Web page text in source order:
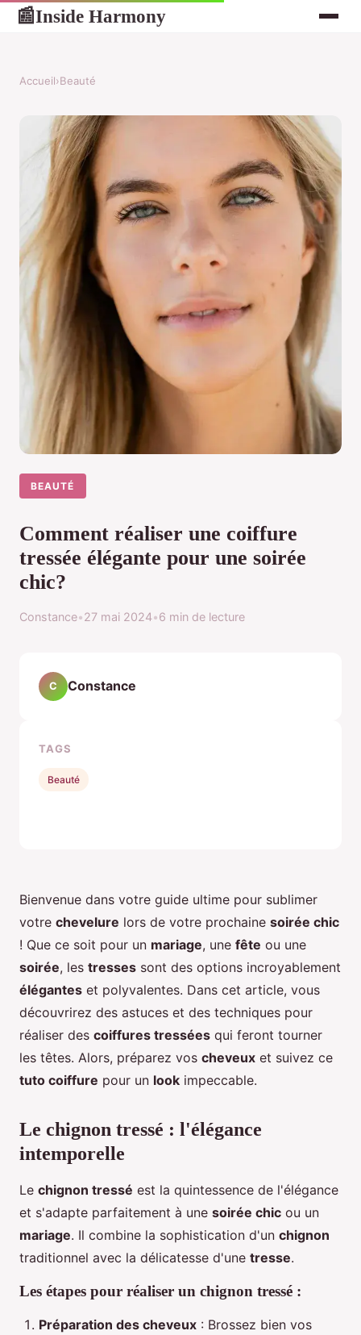
📰Inside Harmony
Accueil›Beauté
BEAUTÉ
Comment réaliser une coiffure
tressée élégante pour une soirée
chic?
Constance•27 mai 2024•6 min de lecture
Bienvenue dans votre guide ultime pour sublimer
votre chevelure lors de votre prochaine soirée chic
! Que ce soit pour un mariage, une fête ou une
soirée, les tresses sont des options incroyablement
élégantes et polyvalentes. Dans cet article, vous
découvrirez des astuces et des techniques pour
réaliser des coiffures tressées qui feront tourner
les têtes. Alors, préparez vos cheveux et suivez ce
tuto coiffure pour un look impeccable.
Le chignon tressé : l'élégance
intemporelle
Le chignon tressé est la quintessence de l'élégance
et s'adapte parfaitement à une soirée chic ou un
mariage. Il combine la sophistication d'un chignon
traditionnel avec la délicatesse d'une tresse.
Les étapes pour réaliser un chignon tressé :
Préparation des cheveux : Brossez bien vos
C Constance
TAGS
Beauté